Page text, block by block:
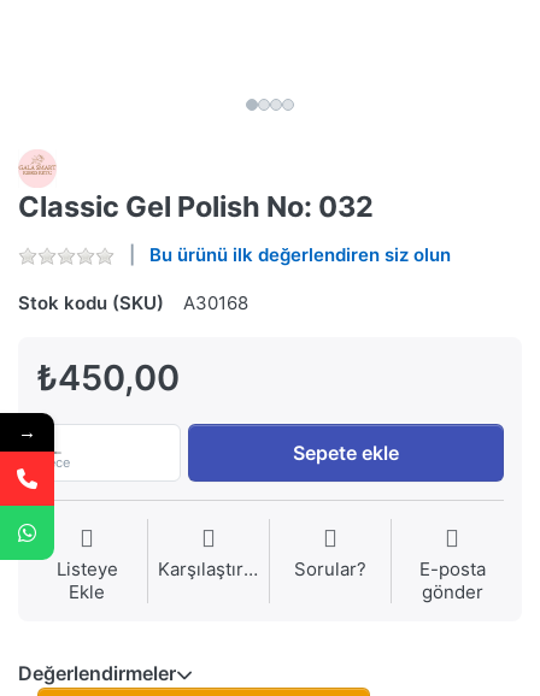
Classic Gel Polish No: 032
Bu ürünü ilk değerlendiren siz olun
Stok kodu (SKU) A30168
₺450,00
Piece Sepete ekle
Listeye
Ekle
Karşılaştırma Sorular?
E-posta
gönder
Değerlendirmeler
→